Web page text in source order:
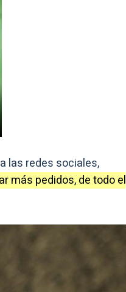
las redes sociales,
más pedidos, de todo el